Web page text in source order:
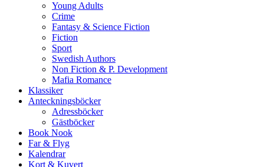
Young Adults
Crime
Fantasy & Science Fiction
Fiction
Sport
Swedish Authors
Non Fiction & P. Development
Mafia Romance
Klassiker
Anteckningsböcker
Adressböcker
Gästböcker
Book Nook
Far & Flyg
Kalendrar
Kort & Kuvert